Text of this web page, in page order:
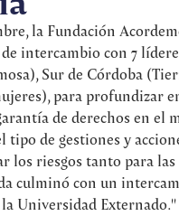
la Fundación
intercambio con 7
Sur de Córdoba
para profundizar
de derechos en el
tipo de gestiones y
los riesgos tanto para
culminó con un
Universidad Externado."